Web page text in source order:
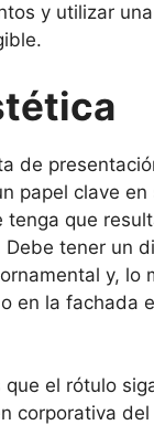
y utilizar
de
papel clave en
tenga que
tener un
y, lo
en la fachada
el rótulo
corporativa del